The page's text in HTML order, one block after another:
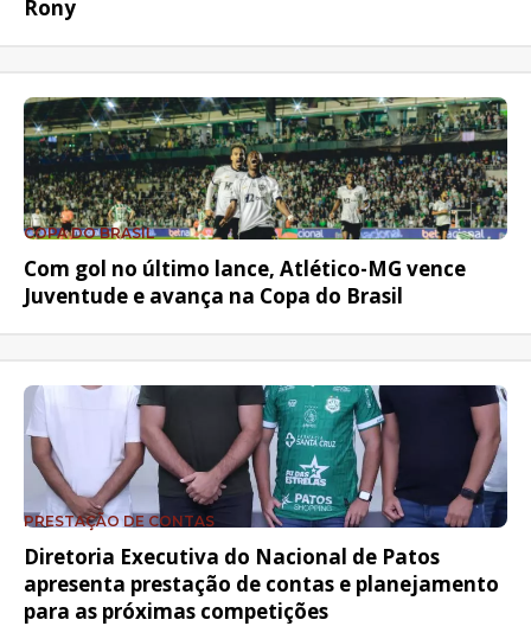
Rony
COPA DO BRASIL
Com gol no último lance, Atlético-MG vence
Juventude e avança na Copa do Brasil
PRESTAÇÃO DE CONTAS
Diretoria Executiva do Nacional de Patos
apresenta prestação de contas e planejamento
para as próximas competições